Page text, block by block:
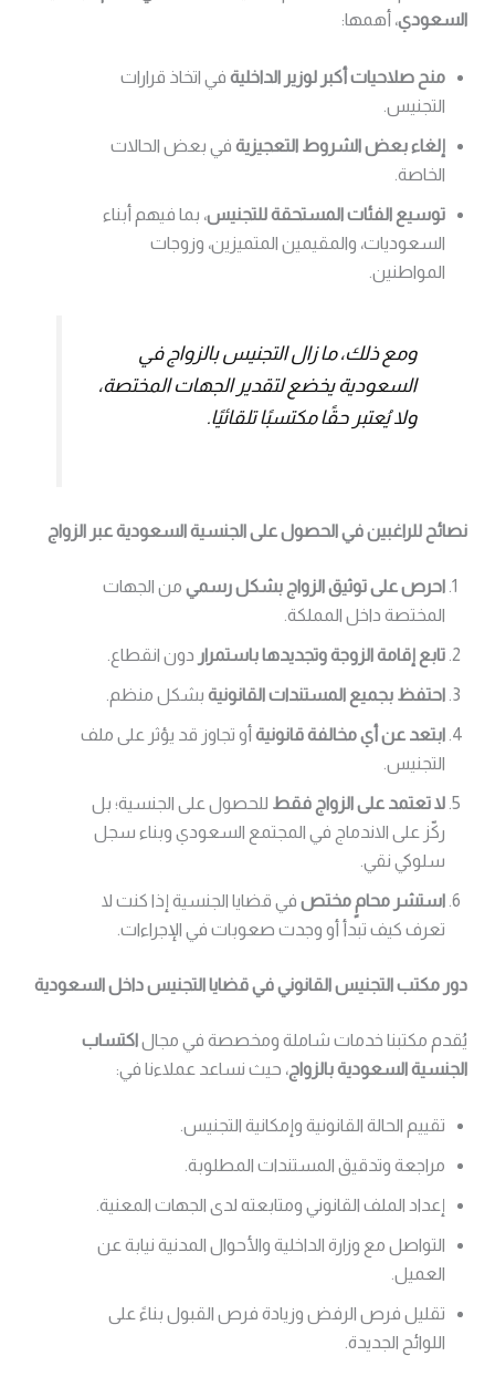
السعودي، أهمها:
منح صلاحيات أكبر لوزير الداخليةفي اتخاذ قرارات
التجنيس.
إلغاء بعض الشروط التعجيزيةفي بعض الحالات
الخاصة.
توسيع الفئات المستحقة للتجنيس، بما فيهم أبناء
السعوديات، والمقيمين المتميزين، وزوجات
المواطنين.
ومع ذلك، ما زال التجنيس بالزواج في
السعودية يخضع لتقدير الجهات المختصة،
ولا يُعتبر حقًا مكتسبًا تلقائيًا.
نصائح للراغبين في الحصول على الجنسية السعودية عبر الزواج
احرص على توثيق الزواج بشكل رسميمن الجهات
المختصة داخل المملكة.
تابع إقامة الزوجة وتجديدها باستمرار دون انقطاع.
احتفظ بجميع المستندات القانونيةبشكل منظم.
ابتعد عن أي مخالفة قانونيةأو تجاوز قد يؤثر على ملف
التجنيس.
لا تعتمد على الزواج فقط للحصول على الجنسية؛ بل
ركّز على الاندماج في المجتمع السعودي وبناء سجل
سلوكي نقي.
استشر محامٍ مختصفي قضايا الجنسية إذا كنت لا
تعرف كيف تبدأ أو وجدت صعوبات في الإجراءات.
دور مكتب التجنيس القانوني في قضايا التجنيس داخل السعودية
يُقدم مكتبنا خدمات شاملة ومخصصة في مجالاكتساب
الجنسية السعودية بالزواج، حيث نساعد عملاءنا في:
تقييم الحالة القانونية وإمكانية التجنيس.
مراجعة وتدقيق المستندات المطلوبة.
إعداد الملف القانوني ومتابعته لدى الجهات المعنية.
التواصل مع وزارة الداخلية والأحوال المدنية نيابة عن
العميل.
تقليل فرص الرفض وزيادة فرص القبول بناءً على
اللوائح الجديدة.